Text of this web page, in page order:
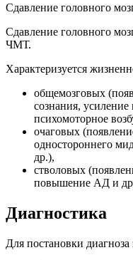
Сдавление головного
Сдавление головного
ЧМТ.
Характеризуется
общемозговых
сознания,
психомоторное
очаговых
одностороннего
др.),
стволовых
повышение АД и
Диагностика
Для постановки